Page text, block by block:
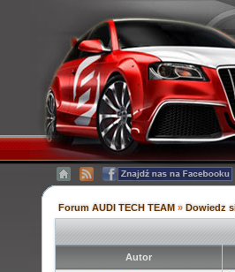
Forum AUDI TECH TEAM » Dowiedz
Autor